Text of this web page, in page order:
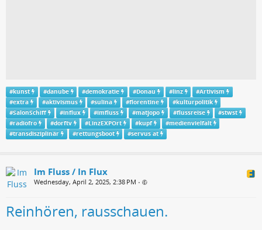
#kunst #danube #demokratie #Donau #linz #Artivism
#extra #aktivismus #sulina #florentine #kulturpolitik
#SalonSchiff #influx #imfluss #matjopo #flussreise #stwst
#radiofro #dorftv #LinzEXPOrt #kupf #medienvielfalt
#transdisziplinär #rettungsboot #servus at
Im Fluss / In Flux
Wednesday, April 2, 2025, 2:38 PM •
Reinhören, rausschauen.